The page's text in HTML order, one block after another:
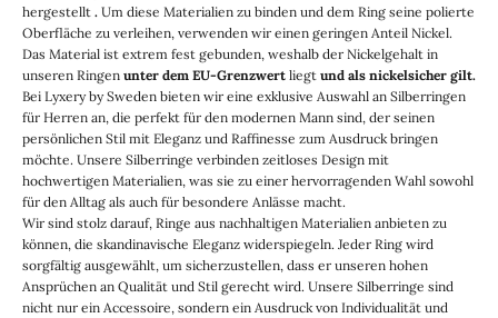
hergestellt . Um diese Materialien zu binden und dem Ring seine polierte
Oberfläche zu verleihen, verwenden wir einen geringen Anteil Nickel.
Das Material ist extrem fest gebunden, weshalb der Nickelgehalt in
unseren Ringen unter dem EU-Grenzwert liegt und als nickelsicher gilt.
Bei Lyxery by Sweden bieten wir eine exklusive Auswahl an Silberringen
für Herren an, die perfekt für den modernen Mann sind, der seinen
persönlichen Stil mit Eleganz und Raffinesse zum Ausdruck bringen
möchte. Unsere Silberringe verbinden zeitloses Design mit
hochwertigen Materialien, was sie zu einer hervorragenden Wahl sowohl
für den Alltag als auch für besondere Anlässe macht.
Wir sind stolz darauf, Ringe aus nachhaltigen Materialien anbieten zu
können, die skandinavische Eleganz widerspiegeln. Jeder Ring wird
sorgfältig ausgewählt, um sicherzustellen, dass er unseren hohen
Ansprüchen an Qualität und Stil gerecht wird. Unsere Silberringe sind
nicht nur ein Accessoire, sondern ein Ausdruck von Individualität und